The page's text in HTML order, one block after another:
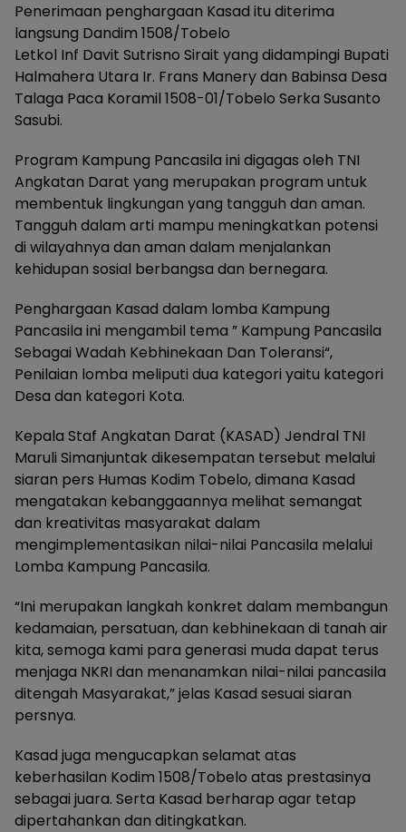
Penerimaan penghargaan Kasad itu diterima
langsung Dandim 1508/Tobelo
Letkol Inf Davit Sutrisno Sirait yang didampingi Bupati
Halmahera Utara Ir. Frans Manery dan Babinsa Desa
Talaga Paca Koramil 1508-01/Tobelo Serka Susanto
Sasubi.
Program Kampung Pancasila ini digagas oleh TNI
Angkatan Darat yang merupakan program untuk
membentuk lingkungan yang tangguh dan aman.
Tangguh dalam arti mampu meningkatkan potensi
di wilayahnya dan aman dalam menjalankan
kehidupan sosial berbangsa dan bernegara.
Penghargaan Kasad dalam lomba Kampung
Pancasila ini mengambil tema ” Kampung Pancasila
Sebagai Wadah Kebhinekaan Dan Toleransi“,
Penilaian lomba meliputi dua kategori yaitu kategori
Desa dan kategori Kota.
Kepala Staf Angkatan Darat (KASAD) Jendral TNI
Maruli Simanjuntak dikesempatan tersebut melalui
siaran pers Humas Kodim Tobelo, dimana Kasad
mengatakan kebanggaannya melihat semangat
dan kreativitas masyarakat dalam
mengimplementasikan nilai-nilai Pancasila melalui
Lomba Kampung Pancasila.
“Ini merupakan langkah konkret dalam membangun
kedamaian, persatuan, dan kebhinekaan di tanah air
kita, semoga kami para generasi muda dapat terus
menjaga NKRI dan menanamkan nilai-nilai pancasila
ditengah Masyarakat,” jelas Kasad sesuai siaran
persnya.
Kasad juga mengucapkan selamat atas
keberhasilan Kodim 1508/Tobelo atas prestasinya
sebagai juara. Serta Kasad berharap agar tetap
dipertahankan dan ditingkatkan.